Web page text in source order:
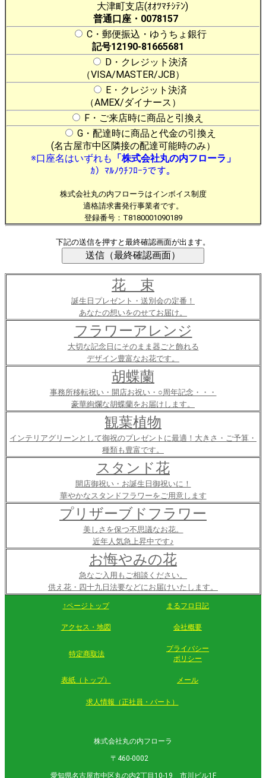
大津町支店(ｵｵﾂﾏﾁｼﾃﾝ)
普通口座・0078157
C・郵便振込・ゆうちょ銀行
記号12190-81665681
D・クレジット決済
（VISA/MASTER/JCB）
E・クレジット決済
（AMEX/ダイナース）
F・ご来店時に商品と引換え
G・配達時に商品と代金の引換え
(名古屋市中区隣接の配達可能時のみ）
※口座名はいずれも 「株式会社丸の内フローラ」
ｶ）ﾏﾙﾉｳﾁﾌﾛｰﾗです。
株式会社丸の内フローラはインボイス制度
適格請求書発行事業者です。
登録番号：T8180001090189
下記の送信を押すと最終確認画面が出ます。
花 束
誕生日プレゼント・送別会の定番！
あなたの想いをのせてお届け。
フラワーアレンジ
大切な記念日にそのまま器ごと飾れる
デザイン豊富なお花です。
胡蝶蘭
事務所移転祝い・開店お祝い・○周年記念・・・
豪華絢爛な胡蝶蘭をお届けします。
観葉植物
インテリアグリーンとして御祝のプレゼントに最適！大きさ・ご予算・
種類も豊富です。
スタンド花
開店御祝い・お誕生日御祝いに！
華やかなスタンドフラワーをご用意します
プリザーブドフラワー
美しさを保つ不思議なお花。
近年人気急上昇中です♪
お悔やみの花
急なご入用もご相談ください。
供え花・四十九日法要などにお届けいたします。
↑ページトップ まるフロ日記
アクセス・地図 会社概要
特定商取法
プライバシー
ポリシー
表紙（トップ） メール
求人情報（正社員・パート）
株式会社丸の内フローラ
〒460-0002
愛知県名古屋市中区丸の内2丁目10-19 市川ビル1F